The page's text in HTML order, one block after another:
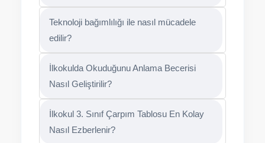
Teknoloji bağımlılığı ile nasıl mücadele
edilir?
İlkokulda Okuduğunu Anlama Becerisi
Nasıl Geliştirilir?
İlkokul 3. Sınıf Çarpım Tablosu En Kolay
Nasıl Ezberlenir?